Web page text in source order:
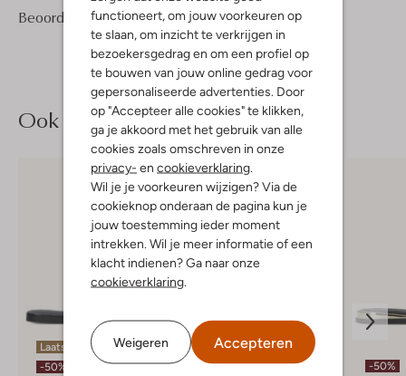
functioneert, om jouw voorkeuren op
te slaan, om inzicht te verkrijgen in
bezoekersgedrag en om een profiel op
te bouwen van jouw online gedrag voor
gepersonaliseerde advertenties. Door
op "Accepteer alle cookies" te klikken,
ga je akkoord met het gebruik van alle
cookies zoals omschreven in onze
privacy- en cookieverklaring.
Wil je je voorkeuren wijzigen? Via de
cookieknop onderaan de pagina kun je
jouw toestemming ieder moment
intrekken. Wil je meer informatie of een
klacht indienen? Ga naar onze
cookieverklaring.
Weigeren Accepteren
Beoordelingen (4) 4/5
4
4
Sterren
Ook iets voor jou?
Laatste items
-50%
Laatste item
-50%
-50%